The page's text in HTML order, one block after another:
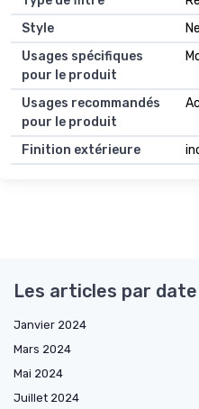
Style
Usages spécifiques
pour le produit
Usages recommandés
pour le produit
Finition extérieure
Les articles par date
Janvier 2024
Mars 2024
Mai 2024
Juillet 2024